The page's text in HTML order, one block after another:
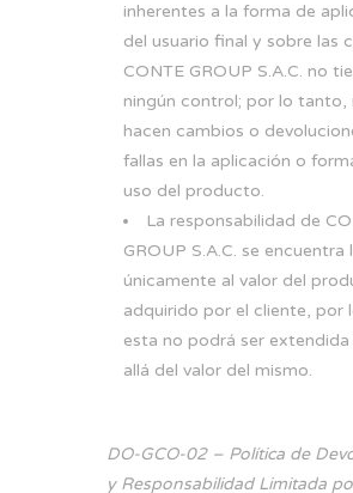
inherentes a la forma de
del usuario final y sobre las
CONTE GROUP S.A.C. no
ningún control; por lo tanto,
hacen cambios o
fallas en la aplicación o
uso del producto.
La responsabilidad de
GROUP S.A.C. se encuentra
únicamente al valor del
adquirido por el cliente, por
esta no podrá ser extendida
allá del valor del mismo.
DO-GCO-02 – Política de
y Responsabilidad Limitada